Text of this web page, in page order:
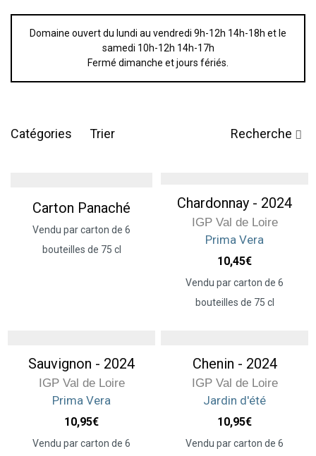
Domaine ouvert du lundi au vendredi 9h-12h 14h-18h et le
samedi 10h-12h 14h-17h
Fermé dimanche et jours fériés.
Catégories Trier Recherche
Carton Panaché
Vendu par carton de 6
bouteilles de 75 cl
Chardonnay - 2024
IGP Val de Loire
Prima Vera
10,45€
Vendu par carton de 6
bouteilles de 75 cl
Sauvignon - 2024
IGP Val de Loire
Prima Vera
10,95€
Vendu par carton de 6
Chenin - 2024
IGP Val de Loire
Jardin d'été
10,95€
Vendu par carton de 6